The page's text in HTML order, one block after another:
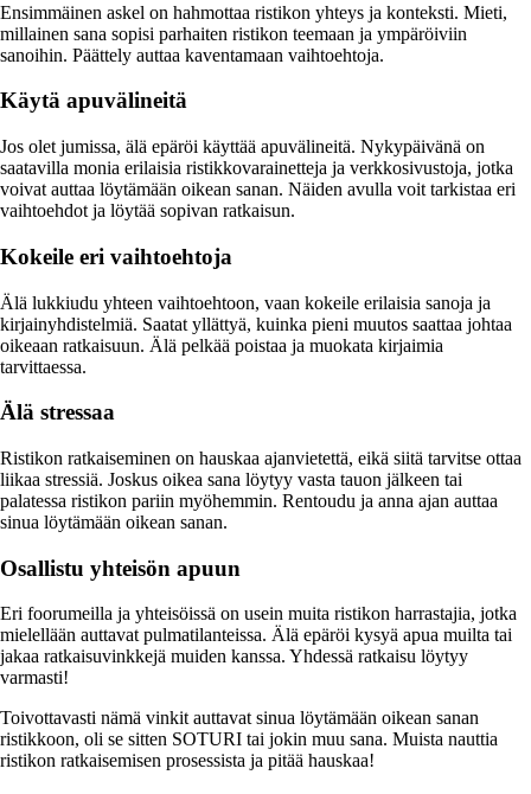
Ensimmäinen askel on hahmottaa ristikon yhteys ja konteksti. Mieti,
millainen sana sopisi parhaiten ristikon teemaan ja ympäröiviin
sanoihin. Päättely auttaa kaventamaan vaihtoehtoja.
Käytä apuvälineitä
Jos olet jumissa, älä epäröi käyttää apuvälineitä. Nykypäivänä on
saatavilla monia erilaisia ristikkovarainetteja ja verkkosivustoja, jotka
voivat auttaa löytämään oikean sanan. Näiden avulla voit tarkistaa eri
vaihtoehdot ja löytää sopivan ratkaisun.
Kokeile eri vaihtoehtoja
Älä lukkiudu yhteen vaihtoehtoon, vaan kokeile erilaisia sanoja ja
kirjainyhdistelmiä. Saatat yllättyä, kuinka pieni muutos saattaa johtaa
oikeaan ratkaisuun. Älä pelkää poistaa ja muokata kirjaimia
tarvittaessa.
Älä stressaa
Ristikon ratkaiseminen on hauskaa ajanvietettä, eikä siitä tarvitse ottaa
liikaa stressiä. Joskus oikea sana löytyy vasta tauon jälkeen tai
palatessa ristikon pariin myöhemmin. Rentoudu ja anna ajan auttaa
sinua löytämään oikean sanan.
Osallistu yhteisön apuun
Eri foorumeilla ja yhteisöissä on usein muita ristikon harrastajia, jotka
mielellään auttavat pulmatilanteissa. Älä epäröi kysyä apua muilta tai
jakaa ratkaisuvinkkejä muiden kanssa. Yhdessä ratkaisu löytyy
varmasti!
Toivottavasti nämä vinkit auttavat sinua löytämään oikean sanan
ristikkoon, oli se sitten SOTURI tai jokin muu sana. Muista nauttia
ristikon ratkaisemisen prosessista ja pitää hauskaa!